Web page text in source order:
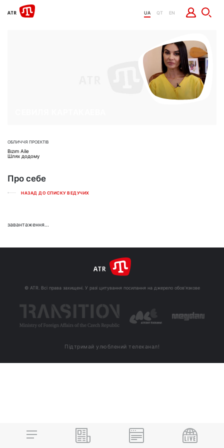
UA QT EN
ОБЛИЧЧЯ ПРОЕКТІВ
Bızım Aile
Шлях додому
Про себе
НАЗАД ДО СПИСКУ ВЕДУЧИХ
завантаження...
© ATR. Всі права захищені. У разі цитування посилання на джерело обов'язкове
Підтримай улюблений телеканал!